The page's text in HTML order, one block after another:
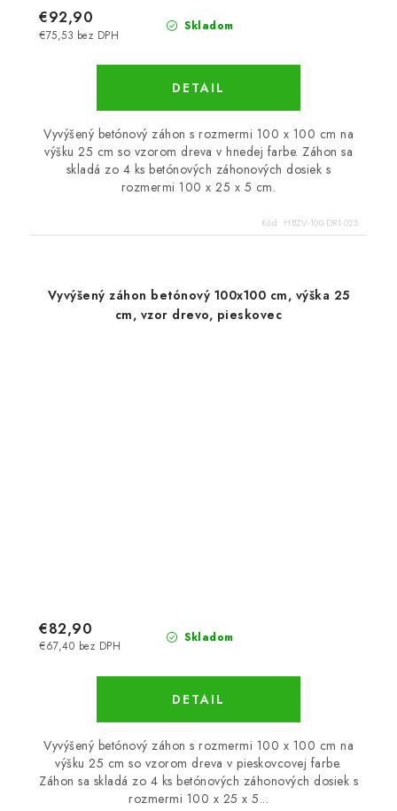
Skladom
€75,53 bez DPH
€92,90
DETAIL
Vyvýšený betónový záhon s rozmermi 100 x 100 cm na
výšku 25 cm so vzorom dreva v hnedej farbe. Záhon sa
skladá zo 4 ks betónových záhonových dosiek s
rozmermi 100 x 25 x 5 cm.
Kód: HBZV-100-DR1-025
Vyvýšený záhon betónový 100x100 cm, výška 25
cm, vzor drevo, pieskovec
Skladom
€67,40 bez DPH
€82,90
DETAIL
Vyvýšený betónový záhon s rozmermi 100 x 100 cm na
výšku 25 cm so vzorom dreva v pieskovcovej farbe.
Záhon sa skladá zo 4 ks betónových záhonových dosiek s
rozmermi 100 x 25 x 5...